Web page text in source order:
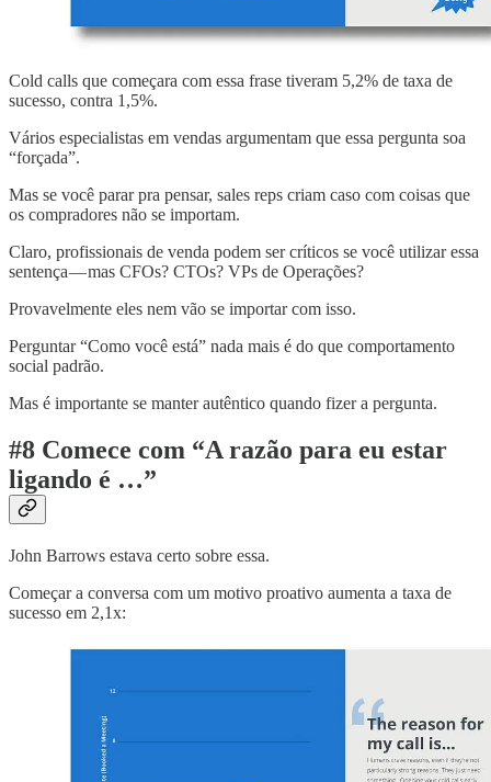
Cold calls que começara com essa frase tiveram 5,2% de taxa de
sucesso, contra 1,5%.
Vários especialistas em vendas argumentam que essa pergunta soa
“forçada”.
Mas se você parar pra pensar, sales reps criam caso com coisas que
os compradores não se importam.
Claro, profissionais de venda podem ser críticos se você utilizar essa
sentença — mas CFOs? CTOs? VPs de Operações?
Provavelmente eles nem vão se importar com isso.
Perguntar “Como você está” nada mais é do que comportamento
social padrão.
Mas é importante se manter autêntico quando fizer a pergunta.
#8 Comece com “A razão para eu estar
ligando é …”
John Barrows estava certo sobre essa.
Começar a conversa com um motivo proativo aumenta a taxa de
sucesso em 2,1x: